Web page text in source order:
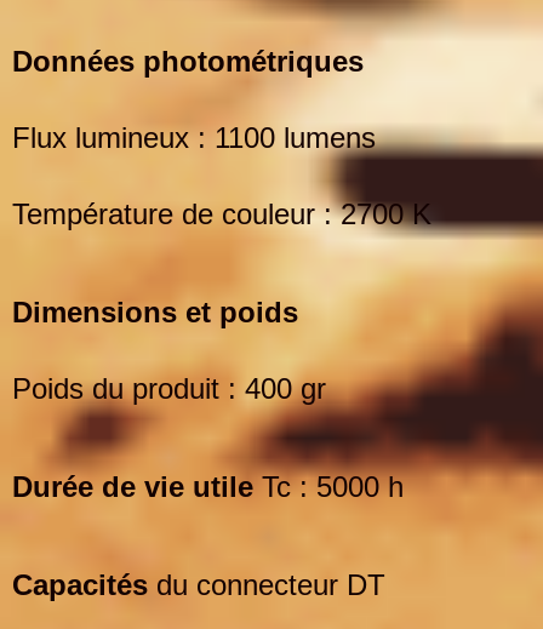
Données photométriques
Flux lumineux : 1100 lumens
Température de couleur : 2700 K
Dimensions et poids
Poids du produit : 400 gr
Durée de vie utileTc : 5000 h
Capacités du connecteur DT